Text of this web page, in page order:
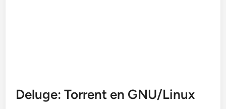
Deluge: Torrent en GNU/Linux